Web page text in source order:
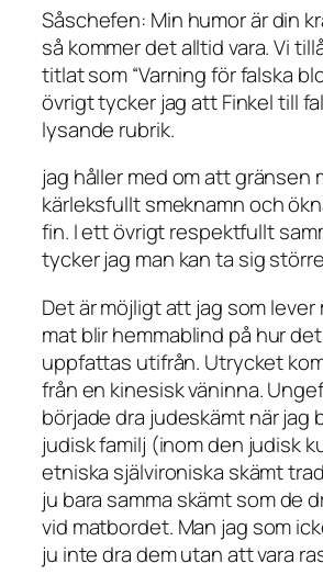
Såschefen: Min humor är din
så kommer det alltid vara. Vi
titlat som “Varning för falska
övrigt tycker jag att Finkel till
lysande rubrik.
jag håller med om att gränsen
kärleksfullt smeknamn och
fin. I ett övrigt respektfullt
tycker jag man kan ta sig
Det är möjligt att jag som
mat blir hemmablind på hur
uppfattas utifrån. Utrycket
från en kinesisk väninna.
började dra judeskämt när jag
judisk familj (inom den judisk
etniska självironiska skämt
ju bara samma skämt som de
vid matbordet. Man jag som
ju inte dra dem utan att vara